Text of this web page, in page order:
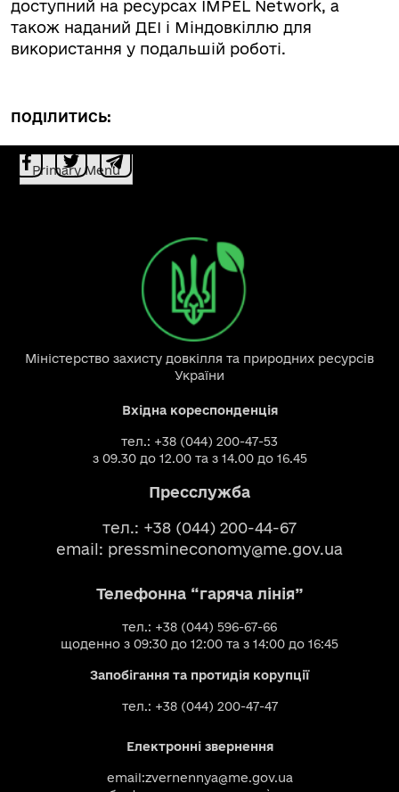
доступний на ресурсах IMPEL Network, а
також наданий ДЕІ і Міндовкіллю для
використання у подальшій роботі.
ПОДІЛИТИСЬ:
Primary Menu
Міністерство захисту довкілля та природних ресурсів
України
Вхідна кореспонденція
тел.: +38 (044) 200-47-53
з 09.30 до 12.00 та з 14.00 до 16.45
Пресслужба
тел.: +38 (044) 200-44-67
email: pressmineconomy@me.gov.ua
Телефонна “гаряча лінія”
тел.: +38 (044) 596-67-66
щоденно з 09:30 до 12:00 та з 14:00 до 16:45
Запобігання та протидія корупції
тел.: +38 (044) 200-47-47
Електронні звернення
email:zvernennya@me.gov.ua